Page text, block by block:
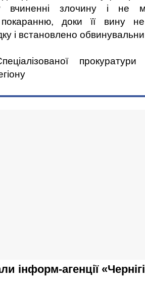
вчиненні злочину і не
покаранню, доки її вину
і встановлено
інформ-агенції